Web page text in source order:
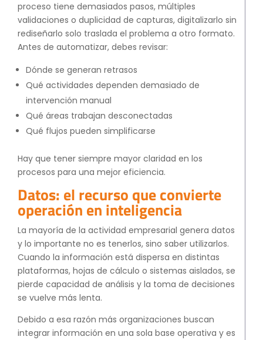
proceso tiene demasiados pasos, múltiples
validaciones o duplicidad de capturas, digitalizarlo sin
rediseñarlo solo traslada el problema a otro formato.
Antes de automatizar, debes revisar:
Dónde se generan retrasos
Qué actividades dependen demasiado de
intervención manual
Qué áreas trabajan desconectadas
Qué flujos pueden simplificarse
Hay que tener siempre mayor claridad en los
procesos para una mejor eficiencia.
Datos: el recurso que convierte
operación en inteligencia
La mayoría de la actividad empresarial genera datos
y lo importante no es tenerlos, sino saber utilizarlos.
Cuando la información está dispersa en distintas
plataformas, hojas de cálculo o sistemas aislados, se
pierde capacidad de análisis y la toma de decisiones
se vuelve más lenta.
Debido a esa razón más organizaciones buscan
integrar información en una sola base operativa y es